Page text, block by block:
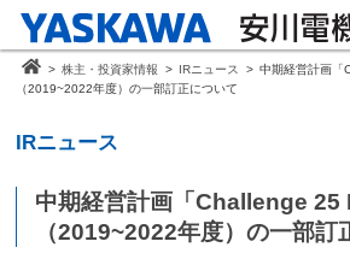
> 株主・投資家情報 > IRニュース > 中期経営計画「
（2019~2022年度）の一部訂正について
IRニュース
中期経営計画「Challenge 25
（2019~2022年度）の一部訂